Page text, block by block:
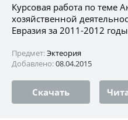
Курсовая работа по теме
хозяйственной
Евразия за 2011-2012 годы
Предмет:Эктеория
Добавлено:08.04.2015
Скачать